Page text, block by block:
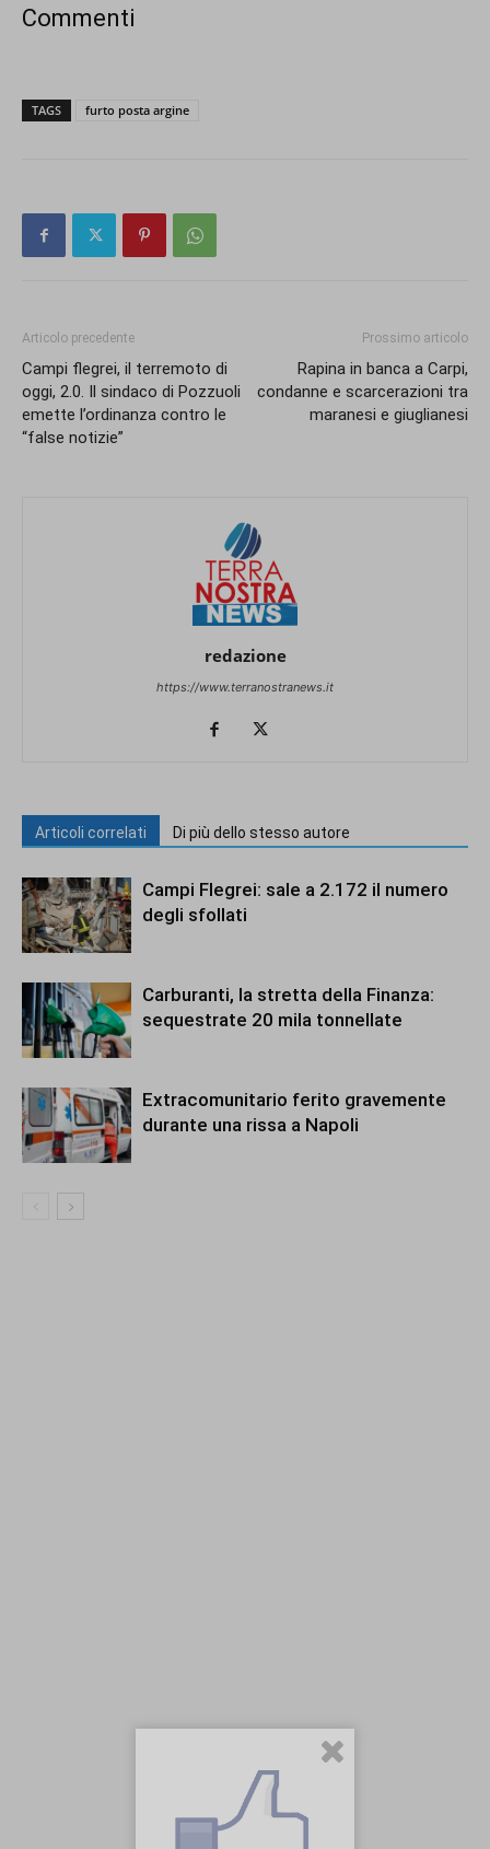
Commenti
TAGS furto posta argine
Articolo precedente
Campi flegrei, il terremoto di
oggi, 2.0. Il sindaco di Pozzuoli
emette l’ordinanza contro le
“false notizie”
Prossimo articolo
Rapina in banca a Carpi,
condanne e scarcerazioni tra
maranesi e giuglianesi
redazione
https://www.terranostranews.it
Articoli correlati Di più dello stesso autore
Campi Flegrei: sale a 2.172 il numero
degli sfollati
Carburanti, la stretta della Finanza:
sequestrate 20 mila tonnellate
Extracomunitario ferito gravemente
durante una rissa a Napoli